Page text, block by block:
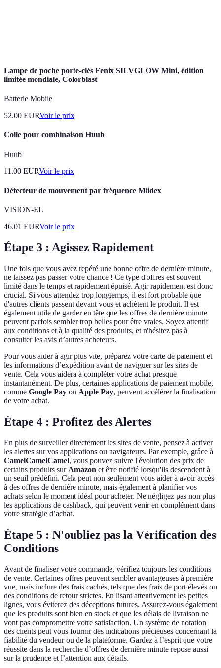
Lampe de poche porte-clés Fenix SILVGLOW Mini, édition
limitée mondiale, Colorblast
Batterie Mobile
52.00 EURVoir le prix
Colle pour combinaison Huub
Huub
11.00 EURVoir le prix
Détecteur de mouvement par fréquence Miidex
VISION-EL
46.01 EURVoir le prix
Étape 3 : Agissez Rapidement
Une fois que vous avez repéré une bonne offre de dernière minute,
ne laissez pas passer votre chance ! Ce type d'offres est souvent
limité dans le temps et rapidement épuisé. Agir rapidement est donc
crucial. Si vous attendez trop longtemps, il est fort probable que
d'autres clients passent devant vous et achètent le produit. Il est
également utile de garder en tête que les offres de dernière minute
peuvent parfois sembler trop belles pour être vraies. Soyez attentif
aux conditions et à la qualité des produits, et n'hésitez pas à
consulter les avis d’autres acheteurs.
Pour vous aider à agir plus vite, préparez votre carte de paiement et
les informations d’expédition avant de naviguer sur les sites de
vente. Cela vous aidera à compléter votre achat presque
instantanément. De plus, certaines applications de paiement mobile,
comme Google Pay ou Apple Pay, peuvent accélérer la finalisation
de votre achat.
Étape 4 : Profitez des Alertes
En plus de surveiller directement les sites de vente, pensez à activer
les alertes sur vos applications ou navigateurs. Par exemple, grâce à
CamelCamelCamel, vous pouvez suivre l'évolution des prix de
certains produits sur Amazon et être notifié lorsqu'ils descendent à
un seuil prédéfini. Cela peut non seulement vous aider à avoir accès
à des offres de dernière minute, mais également à planifier vos
achats selon le moment idéal pour acheter. Ne négligez pas non plus
les applications de cashback, qui peuvent venir en complément dans
votre stratégie d’achat.
Étape 5 : N'oubliez pas la Vérification des
Conditions
Avant de finaliser votre commande, vérifiez toujours les conditions
de vente. Certaines offres peuvent sembler avantageuses à première
vue, mais inclure des frais cachés, tels que des frais de port élevés ou
des conditions de retour strictes. En lisant attentivement les petites
lignes, vous éviterez des déceptions futures. Assurez-vous également
que les produits sont bien en stock et que les délais de livraison ne
vont pas compromettre votre satisfaction. Un système de notation
des clients peut vous fournir des indications précieuses concernant la
fiabilité du vendeur ou de la plateforme. Gardez à l’esprit que votre
réussite dans la recherche d’offres de dernière minute repose aussi
sur la prudence et l’attention aux détails.